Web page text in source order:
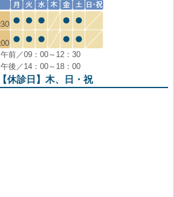
午前／09：00～12：30
午後／14：00～18：00
【休診日】木、日・祝